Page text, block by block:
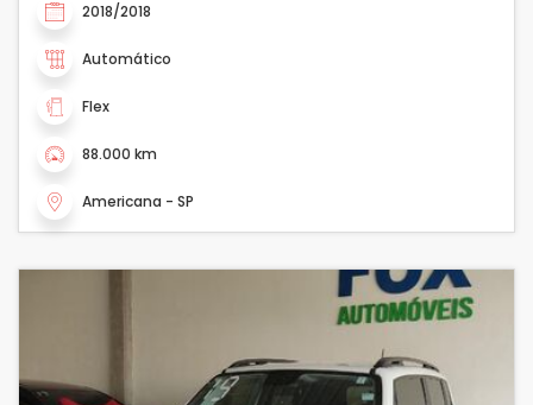
2018/2018
Automático
Flex
88.000 km
Americana - SP